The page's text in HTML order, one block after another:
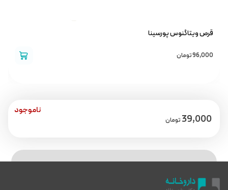
قرص ویتاگنوس پورسینا
96,000تومان
ناموجود
39,000 تومان